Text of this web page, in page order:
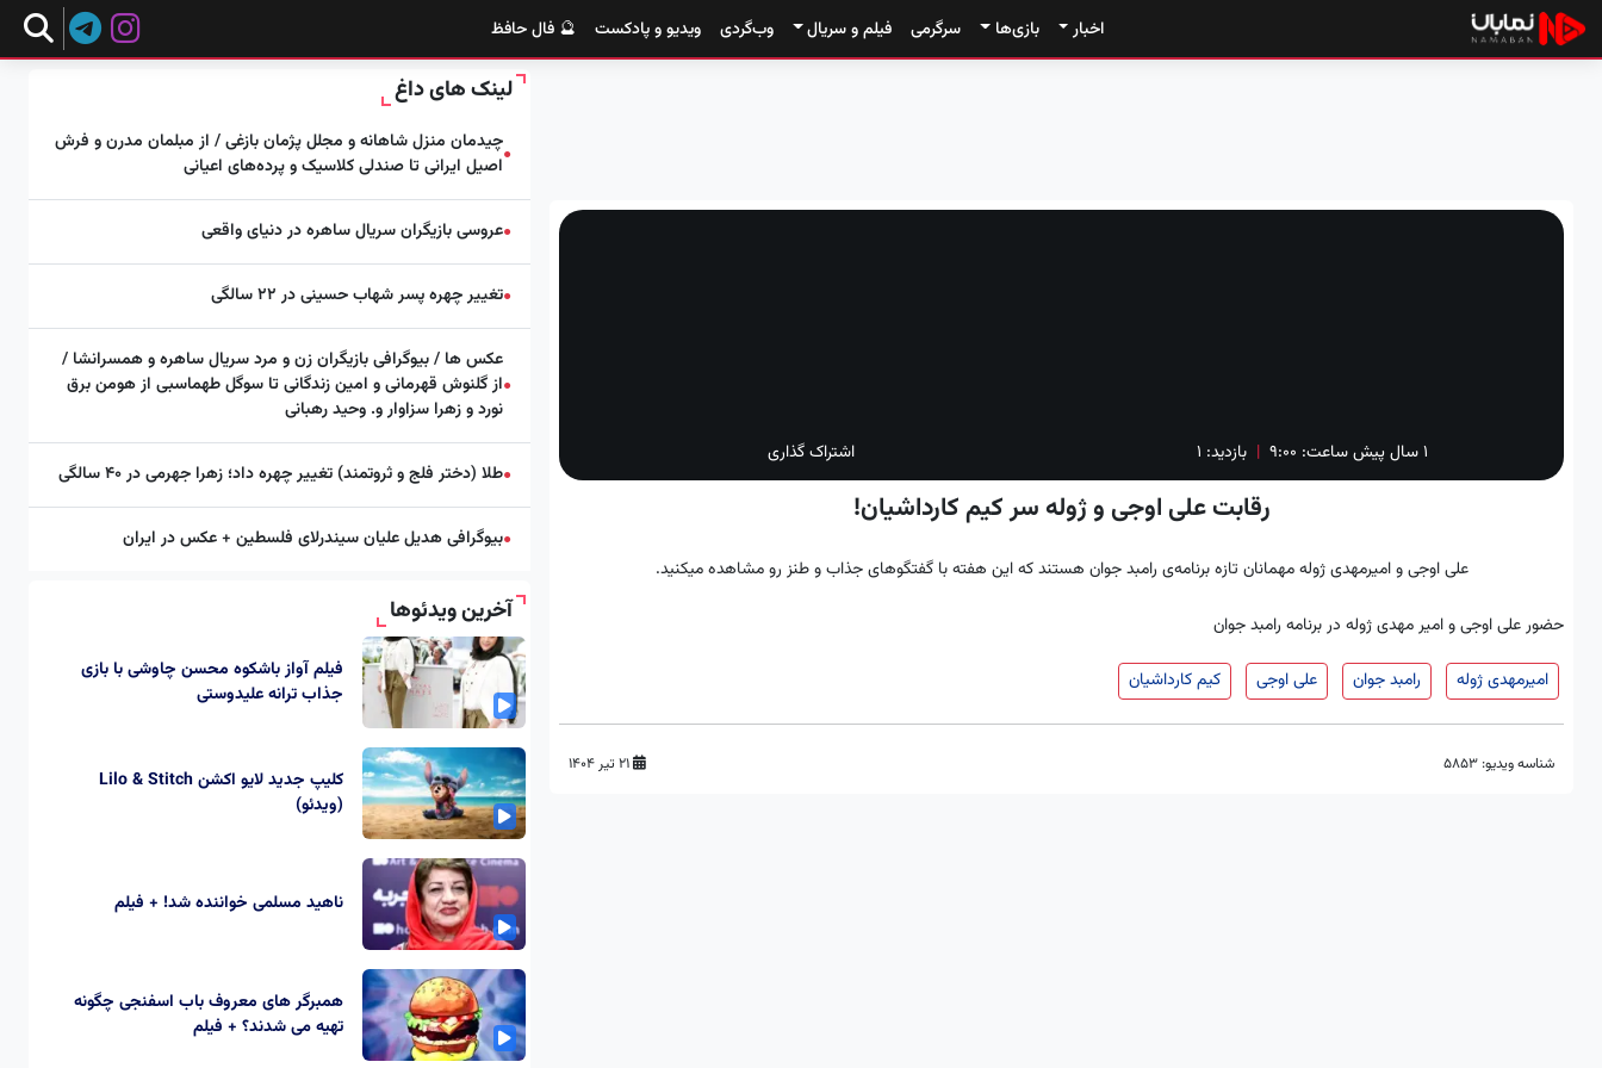
اخبار بازی‌ها سرگرمی فیلم و سریال وب‌گردی ویدیو و پادکست 🔮 فال حافظ
۱ سال پیش ساعت: ۹:۰۰ | بازدید: 1 اشتراک گذاری
رقابت علی اوجی و ژوله سر کیم کارداشیان!
علی اوجی و امیرمهدی ژوله مهمانان تازه برنامه‌ی رامبد جوان هستند که این هفته با گفتگوهای جذاب و طنز رو مشاهده میکنید.
حضور علی اوجی و امیر مهدی ژوله در برنامه رامبد جوان
امیرمهدی ژوله رامبد جوان علی اوجی کیم کارداشیان
شناسه ویدیو: ۲۱ تیر ۱۴۰۴
لینک های داغ
●چیدمان منزل شاهانه و مجلل پژمان بازغی / از مبلمان مدرن و فرش
اصیل ایرانی تا صندلی کلاسیک و پرده‌های اعیانی
●عروسی بازیگران سریال ساهره در دنیای واقعی
●تغییر چهره پسر شهاب حسینی در ۲۲ سالگی
●
عکس ها / بیوگرافی بازیگران زن و مرد سریال ساهره و همسرانشا /
از گلنوش قهرمانی و امین زندگانی تا سوگل طهماسبی از هومن برق
نورد و زهرا سزاوار و. وحید رهبانی
●طلا (دختر فلج و ثروتمند) تغییر چهره داد؛ زهرا جهرمی در ۴۰ سالگی
●بیوگرافی هدیل علیان سیندرلای فلسطین + عکس در ایران
آخرین ویدئوها
فیلم آواز باشکوه محسن چاوشی با بازی
جذاب ترانه علیدوستی
کلیپ جدید لایو اکشن Lilo & Stitch
(ویدئو)
ناهید مسلمی خواننده شد! + فیلم
همبرگر های معروف باب اسفنجی چگونه
تهیه می شدند؟ + فیلم